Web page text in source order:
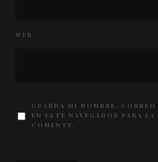
WEB
GUARDA MI NOMBRE,
EN ESTE NAVEGADOR PARA
COMENTE.